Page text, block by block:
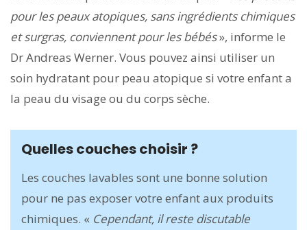
pour les peaux atopiques, sans ingrédients chimiques
et surgras, conviennent pour les bébés», informe le
Dr Andreas Werner. Vous pouvez ainsi utiliser un
soin hydratant pour peau atopique si votre enfant a
la peau du visage ou du corps sèche.
Quelles couches choisir ?
Les couches lavables sont une bonne solution
pour ne pas exposer votre enfant aux produits
chimiques. « Cependant, il reste discutable